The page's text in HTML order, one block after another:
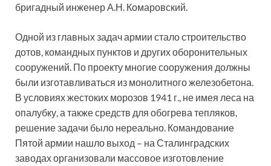
бригадный инженер А.Н. Комаровский.
Одной из главных задач армии стало строительство
дотов, командных пунктов и других оборонительных
сооружений. По проекту многие сооружения должны
были изготавливаться из монолитного железобетона.
В условиях жестоких морозов 1941 г., не имея леса на
опалубку, а также средств для обогрева тепляков,
решение задачи было нереально. Командование
Пятой армии нашло выход – на Сталинградских
заводах организовали массовое изготовление